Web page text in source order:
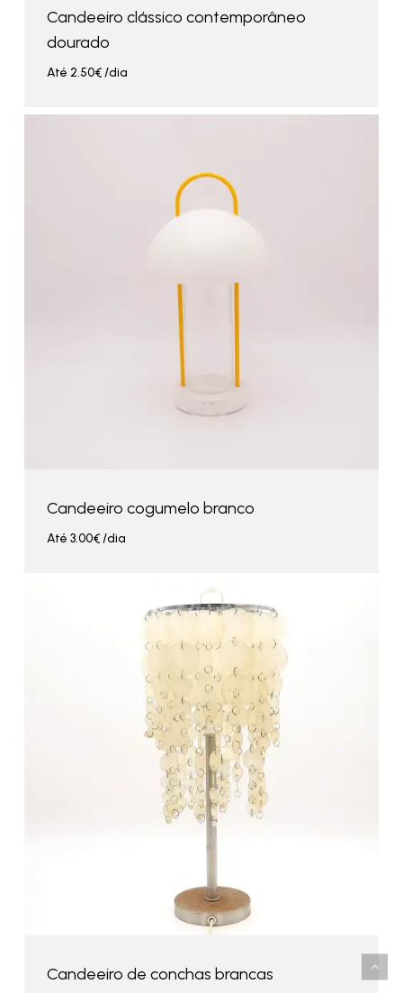
Candeeiro clássico contemporâneo
dourado
Até 2.50€/dia
Candeeiro cogumelo branco
Até 3.00€/dia
Candeeiro de conchas brancas